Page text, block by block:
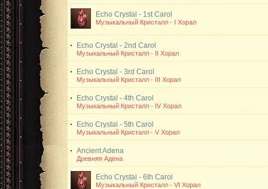
Echo Crystal - 1st Carol
Музыкальный Кристалл - I Хорал
Echo Crystal - 2nd Carol
Музыкальный Кристалл - II Хорал
Echo Crystal - 3rd Carol
Музыкальный Кристалл - III Хорал
Echo Crystal - 4th Carol
Музыкальный Кристалл - IV Хорал
Echo Crystal - 5th Carol
Музыкальный Кристалл - V Хорал
Ancient Adena
Древняя Адена
Echo Crystal - 6th Carol
Музыкальный Кристалл - VI Хорал